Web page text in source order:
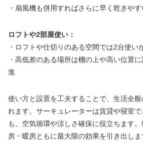
・扇風機も併用すればさらに早く乾きやす
ロフトや2部屋使い：
・ロフトや仕切りのある空間では2台使い
・高低差のある場所は棚の上や高い位置
進
使い方と設置を工夫することで、生活全
れます。サーキュレーターは賃貸や寝室
も、空気循環や涼しさ確保に役立ちます
房・暖房ともに最大限の効果を引き出しま